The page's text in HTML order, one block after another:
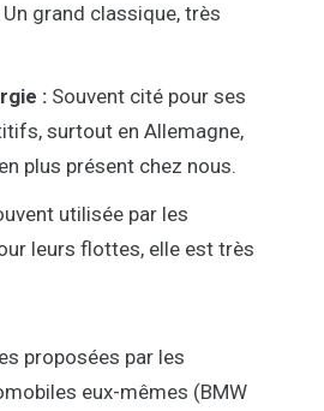
Un grand classique, très
: Souvent cité pour ses
surtout en Allemagne,
plus présent chez nous.
utilisée par les
leurs flottes, elle est très
proposées par les
eux-mêmes (BMW